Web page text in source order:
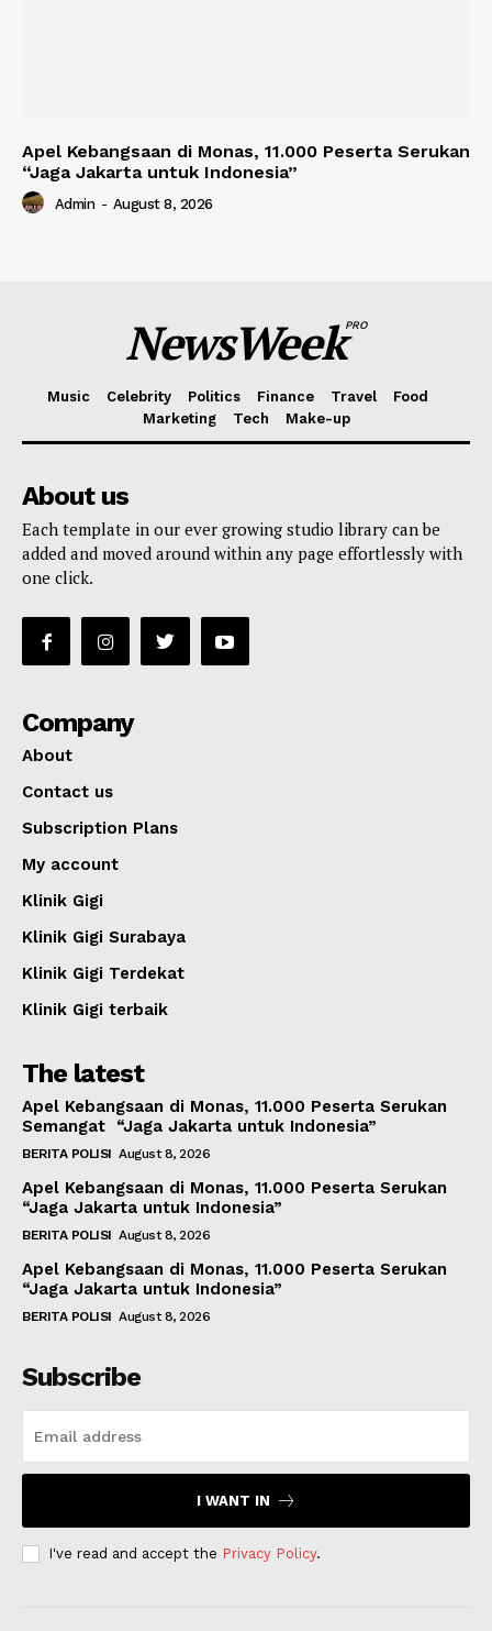
Apel Kebangsaan di Monas, 11.000 Peserta Serukan
“Jaga Jakarta untuk Indonesia”
Admin - August 8, 2026
NewsWeekPRO
Music Celebrity Politics Finance Travel
Food
Marketing
Tech Make-up
About us
Each template in our ever growing studio library can be
added and moved around within any page effortlessly with
one click.
Company
About
Contact us
Subscription Plans
My account
Klinik Gigi
Klinik Gigi Surabaya
Klinik Gigi Terdekat
Klinik Gigi terbaik
The latest
Apel Kebangsaan di Monas, 11.000 Peserta Serukan
Semangat “Jaga Jakarta untuk Indonesia”
BERITA POLISI August 8, 2026
Apel Kebangsaan di Monas, 11.000 Peserta Serukan
“Jaga Jakarta untuk Indonesia”
BERITA POLISI August 8, 2026
Apel Kebangsaan di Monas, 11.000 Peserta Serukan
“Jaga Jakarta untuk Indonesia”
BERITA POLISI August 8, 2026
Subscribe
I WANT IN
I've read and accept the Privacy Policy.